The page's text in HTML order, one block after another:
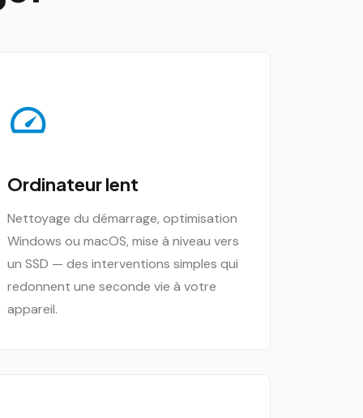
Ordinateur lent
Nettoyage du démarrage, optimisation
Windows ou macOS, mise à niveau vers
un SSD — des interventions simples qui
redonnent une seconde vie à votre
appareil.